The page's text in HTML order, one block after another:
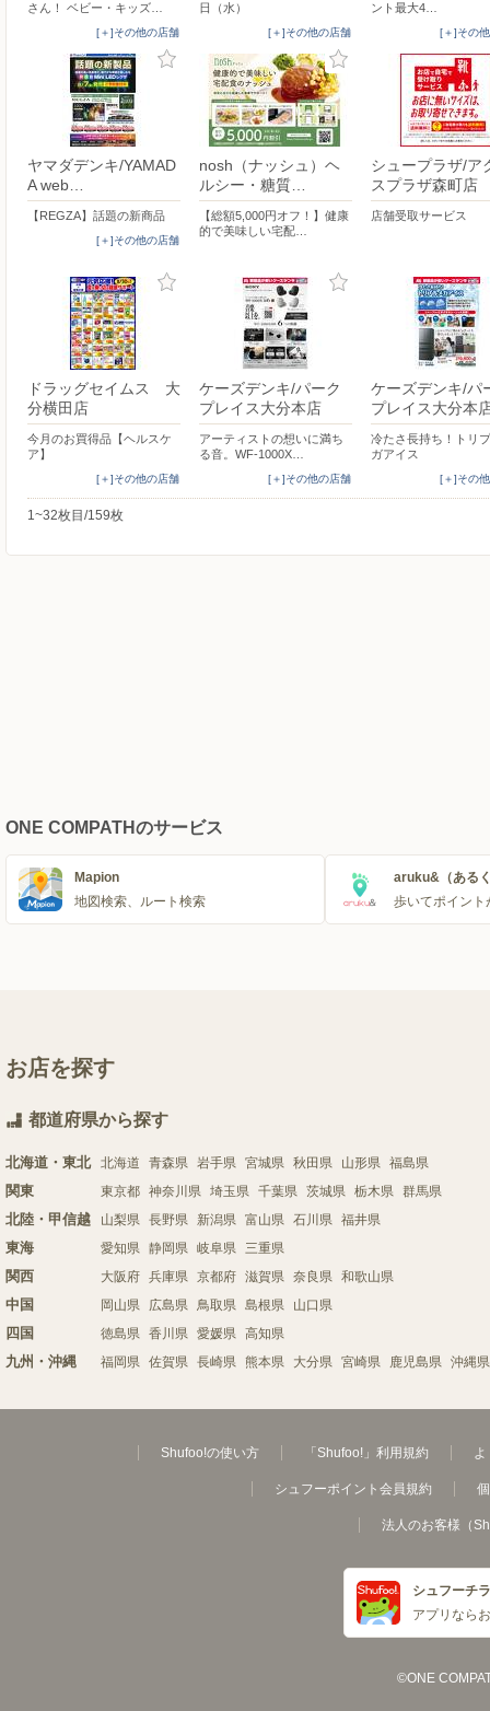
さん！ ベビー・キッズ…
[＋]その他の店舗
日（水）
[＋]その他の店舗
ント最大4…
[＋]その
ヤマダデンキ/YAMAD
A web…
【REGZA】話題の新商品
[＋]その他の店舗
nosh（ナッシュ）ヘ
ルシー・糖質…
【総額5,000円オフ！】健康
的で美味しい宅配…
シュープラザ/ア
スプラザ森町店
店舗受取サービス
ドラッグセイムス 大
分横田店
今月のお買得品【ヘルスケ
ア】
[＋]その他の店舗
ケーズデンキ/パーク
プレイス大分本店
アーティストの想いに満ち
る音。WF-1000X…
[＋]その他の店舗
ケーズデンキ/パ
プレイス大分本
冷たさ長持ち！トリ
ガアイス
[＋]その
1~32枚目/159枚
ONE COMPATHのサービス
Mapion
地図検索、ルート検索
aruku&（ある
歩いてポイント
お店を探す
都道府県から探す
北海道・東北 北海道 青森県 岩手県 宮城県 秋田県 山形県 福島県
関東 東京都 神奈川県 埼玉県 千葉県 茨城県 栃木県 群馬県
北陸・甲信越 山梨県 長野県 新潟県 富山県 石川県 福井県
東海 愛知県 静岡県 岐阜県 三重県
関西 大阪府 兵庫県 京都府 滋賀県 奈良県 和歌山県
中国 岡山県 広島県 鳥取県 島根県 山口県
四国 徳島県 香川県 愛媛県 高知県
九州・沖縄 福岡県 佐賀県 長崎県 熊本県 大分県 宮崎県 鹿児島県 沖縄県
Shufoo!の使い方 「Shufoo!」利用規約 よ
シュフーポイント会員規約
法人のお客様（
シュフーチ
アプリなら
©ONE